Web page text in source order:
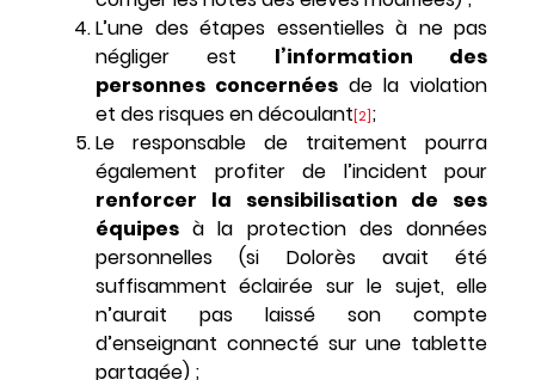
L’une des étapes essentielles à ne pas
négliger est l’information des
personnes concernées de la violation
et des risques en découlant[2];
Le responsable de traitement pourra
également profiter de l’incident pour
renforcer la sensibilisation de ses
équipes à la protection des données
personnelles (si Dolorès avait été
suffisamment éclairée sur le sujet, elle
n’aurait pas laissé son compte
d’enseignant connecté sur une tablette
partagée) ;